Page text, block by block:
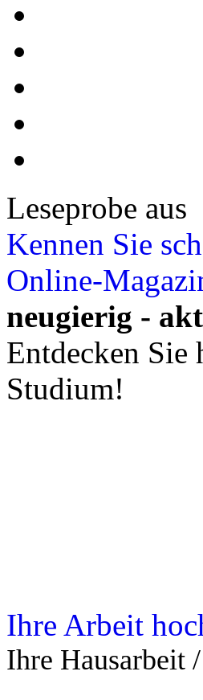
Leseprobe
Kennen Sie
Online-
neugierig -
Entdecken
Studium!
Ihre Arbeit
Ihre Hausarbeit